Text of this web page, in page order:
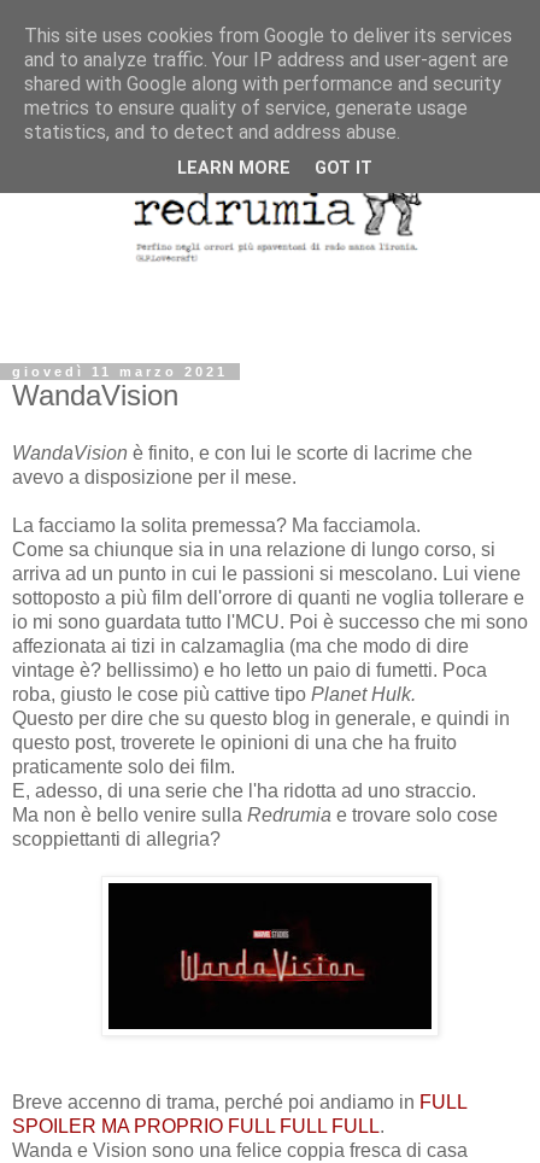
giovedì 11 marzo 2021
WandaVision
WandaVision è finito, e con lui le scorte di lacrime che
avevo a disposizione per il mese.
La facciamo la solita premessa? Ma facciamola.
Come sa chiunque sia in una relazione di lungo corso, si
arriva ad un punto in cui le passioni si mescolano. Lui viene
sottoposto a più film dell'orrore di quanti ne voglia tollerare e
io mi sono guardata tutto l'MCU. Poi è successo che mi sono
affezionata ai tizi in calzamaglia (ma che modo di dire
vintage è? bellissimo) e ho letto un paio di fumetti. Poca
roba, giusto le cose più cattive tipo Planet Hulk.
Questo per dire che su questo blog in generale, e quindi in
questo post, troverete le opinioni di una che ha fruito
praticamente solo dei film.
E, adesso, di una serie che l'ha ridotta ad uno straccio.
Ma non è bello venire sulla Redrumia e trovare solo cose
scoppiettanti di allegria?
Breve accenno di trama, perché poi andiamo in FULL
SPOILER MA PROPRIO FULL FULL FULL.
Wanda e Vision sono una felice coppia fresca di casa
This site uses cookies from Google to deliver its services
and to analyze traffic. Your IP address and user-agent are
shared with Google along with performance and security
metrics to ensure quality of service, generate usage
statistics, and to detect and address abuse.
LEARN MORE GOT IT